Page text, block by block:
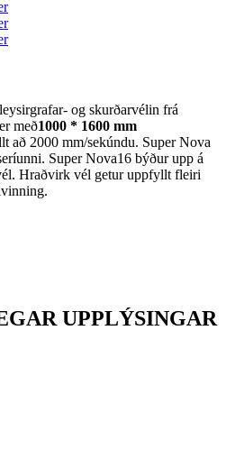
og skurðarvélin frá
með1000 * 1600 mm
að 2000 mm/sekúndu. Super Nova
Super Nova16 býður upp á
Hraðvirk vél getur uppfyllt fleiri
UPPLÝSINGAR